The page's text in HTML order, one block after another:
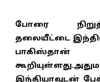
போரை
தலையீட்டை
பாகிஸ்தான்
இந்தியாவுடன்